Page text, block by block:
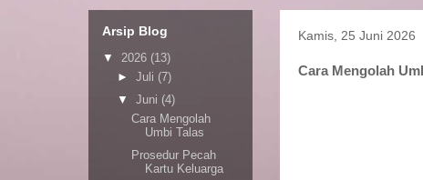
Kamis, 25 Juni 2026
Cara Mengolah
Arsip Blog
▼ 2026 (13)
► Juli (7)
▼ Juni (4)
Cara Mengolah
Umbi Talas
Prosedur Pecah
Kartu Keluarga